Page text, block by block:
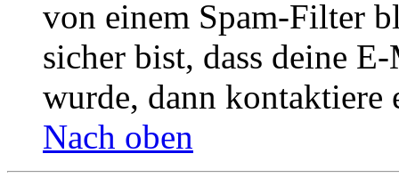
von einem Spam-Filter
sicher bist, dass deine
wurde, dann kontaktiere
Nach oben